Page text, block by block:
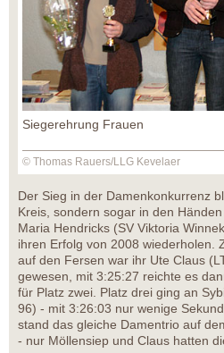
Siegerehrung Frauen
© Thomas Rauers/LLG Kevelaer
Der Sieg in der Damenkonkurrenz
Kreis, sondern sogar in den
Maria Hendricks (SV Viktoria
ihren Erfolg von 2008 wiederholen.
auf den Fersen war ihr Ute Claus
gewesen, mit 3:25:27 reichte es
für Platz zwei. Platz drei ging an
96) - mit 3:26:03 nur wenige
stand das gleiche Damentrio auf
- nur Möllensiep und Claus hatten